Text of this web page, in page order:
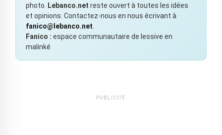
photo.
Lebanco.net reste ouvert à toutes les idées
et opinions. Contactez-nous en nous écrivant à
fanico@lebanco.net
Fanico : espace communautaire de lessive en
malinké
PUBLICITÉ